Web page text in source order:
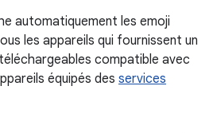
automatiquement les emoji
les appareils qui fournissent un
compatible avec
équipés des services